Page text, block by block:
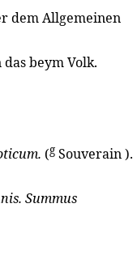
dem Allgemeinen
beym Volk.
(g Souverain ).
Summus